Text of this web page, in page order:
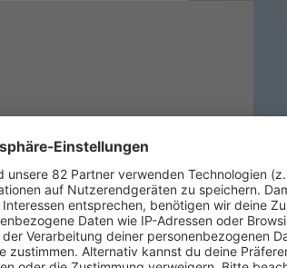
Der Song ist für Live-
soll mitreißen und dafür
bald wieder soweit!